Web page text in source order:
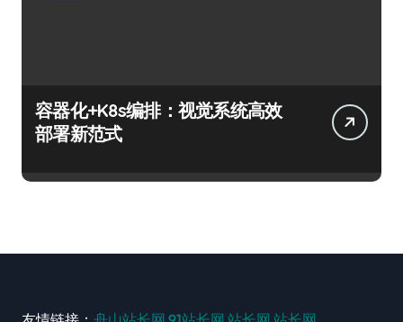
容器化+K8s编排：视觉系统高效
部署新范式